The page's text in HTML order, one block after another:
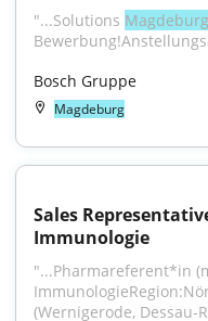
"...Solutions Magdeburg
Bosch Gruppe
Magdeburg
Sales
Immunologie
"...Pharmareferent*in
(Wernigerode, Dessau-